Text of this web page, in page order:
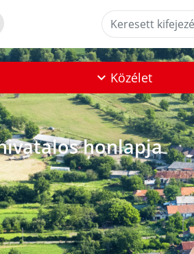
Keresett kifejezés...
Közélet
honlapja